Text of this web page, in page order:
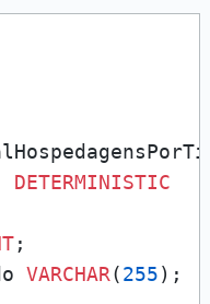
DETERMINISTIC
;
VARCHAR(255);